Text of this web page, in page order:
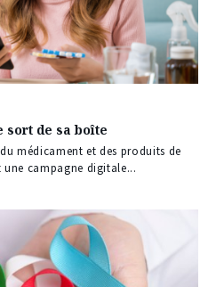
sort de sa boîte
médicament et des produits de
une campagne digitale...